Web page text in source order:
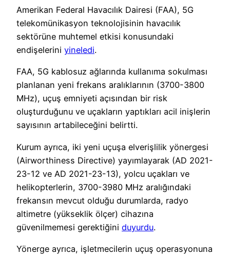
Amerikan Federal Havacılık Dairesi (FAA), 5G
telekomünikasyon teknolojisinin havacılık
sektörüne muhtemel etkisi konusundaki
endişelerini yineledi.
FAA, 5G kablosuz ağlarında kullanıma sokulması
planlanan yeni frekans aralıklarının (3700-3800
MHz), uçuş emniyeti açısından bir risk
oluşturduğunu ve uçakların yaptıkları acil inişlerin
sayısının artabileceğini belirtti.
Kurum ayrıca, iki yeni uçuşa elverişlilik yönergesi
(Airworthiness Directive) yayımlayarak (AD 2021-
23-12 ve AD 2021-23-13), yolcu uçakları ve
helikopterlerin, 3700-3980 MHz aralığındaki
frekansın mevcut olduğu durumlarda, radyo
altimetre (yükseklik ölçer) cihazına
güvenilmemesi gerektiğini duyurdu.
Yönerge ayrıca, işletmecilerin uçuş operasyonuna